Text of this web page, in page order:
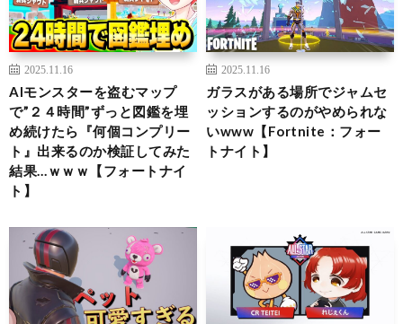
2025.11.16
AIモンスターを盗むマップ
で”２４時間”ずっと図鑑を埋
め続けたら『何個コンプリー
ト』出来るのか検証してみた
結果…ｗｗｗ【フォートナイ
ト】
2025.11.16
ガラスがある場所でジャムセ
ッションするのがやめられな
いwww【Fortnite：フォー
トナイト】